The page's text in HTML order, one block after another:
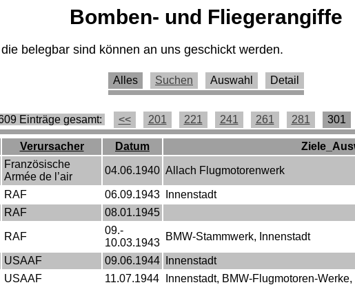
Bomben- und Fliegerangiffe
belegbar sind können an uns geschickt werden.
Alles Suchen Auswahl Detail
Einträge gesamt: << 201 221 241 261 281 301
Verursacher Datum
Französische
Armée de l’air
04.06.1940 Allach Flugmotorenwerk
RAF 06.09.1943
Innenstadt
RAF 08.01.1945
RAF
09.-
10.03.1943
BMW-Stammwerk, Innenstadt
USAAF 09.06.1944
Innenstadt
USAAF 11.07.1944
Innenstadt, BMW-Flugmotoren-